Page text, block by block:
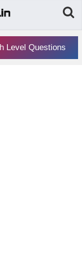
Level Questions